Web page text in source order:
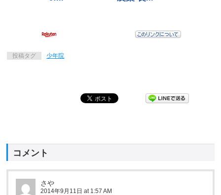
投稿タグ 少年院
コメント
さや
2014年9月11日 at 1:57 AM